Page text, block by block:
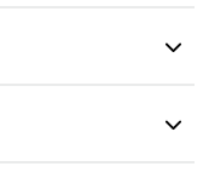
다.